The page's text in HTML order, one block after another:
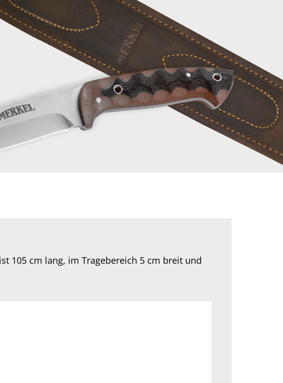
105 cm lang, im Tragebereich 5 cm breit und